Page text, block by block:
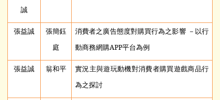
誠
張益誠
張簡鈺
庭
消費者之廣告態度對購買行為之影響 －以行
動商務網購APP平台為例
張益誠 翁和平
實況主與遊玩動機對消費者購買遊戲商品行
為之探討